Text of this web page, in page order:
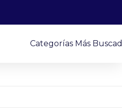
Categorías Más